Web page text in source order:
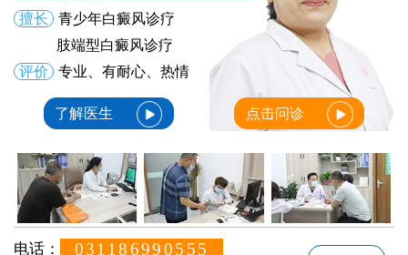
擅长
青少年白癜风诊疗
肢端型白癜风诊疗
评价
专业、有耐心、热情
了解医生 点击问诊
电话： 031186990555